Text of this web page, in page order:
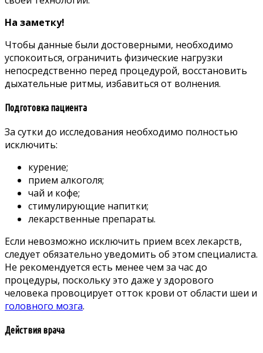
На заметку!
Чтобы данные были достоверными, необходимо
успокоиться, ограничить физические нагрузки
непосредственно перед процедурой, восстановить
дыхательные ритмы, избавиться от волнения.
Подготовка пациента
За сутки до исследования необходимо полностью
исключить:
курение;
прием алкоголя;
чай и кофе;
стимулирующие напитки;
лекарственные препараты.
Если невозможно исключить прием всех лекарств,
следует обязательно уведомить об этом специалиста.
Не рекомендуется есть менее чем за час до
процедуры, поскольку это даже у здорового
человека провоцирует отток крови от области шеи и
головного мозга.
Действия врача